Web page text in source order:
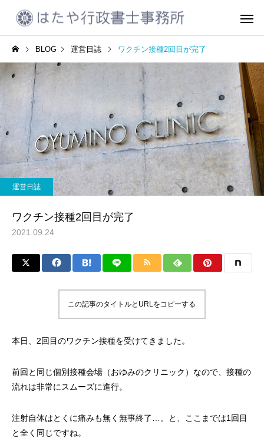
CCUS代行申請 建設業許可
運営日誌
2023年10月振り返り
運営日誌
着るタイプの電気毛布
BLOG 運営日誌 ワクチン接種2回目が完了
運営日誌
ワクチン接種2回目が完了
2021.09.24
この記事のタイトルとURLをコピーする
本日、2回目のワクチン接種を受けてきました。
前回と同じ個別接種会場（おゆみのクリニック）なので、接種の
流れは非常にスムーズに進行。
注射自体はとくに痛みも無く無事終了…。と、ここまでは1回目
と全く同じですね。